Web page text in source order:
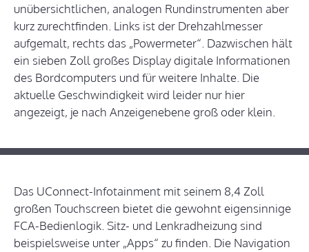
unübersichtlichen, analogen Rundinstrumenten aber
kurz zurechtfinden. Links ist der Drehzahlmesser
aufgemalt, rechts das „Powermeter“. Dazwischen hält
ein sieben Zoll großes Display digitale Informationen
des Bordcomputers und für weitere Inhalte. Die
aktuelle Geschwindigkeit wird leider nur hier
angezeigt, je nach Anzeigenebene groß oder klein.
Das UConnect-Infotainment mit seinem 8,4 Zoll
großen Touchscreen bietet die gewohnt eigensinnige
FCA-Bedienlogik. Sitz- und Lenkradheizung sind
beispielsweise unter „Apps“ zu finden. Die Navigation